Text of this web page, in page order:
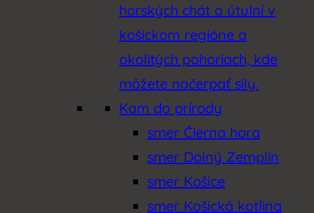
horských chát a útulní v
košickom regióne a
okolitých pohoriach, kde
môžete načerpať sily.
Kam do prírody
smer Čierna hora
smer Dolný Zemplín
smer Košice
smer Košická kotlina